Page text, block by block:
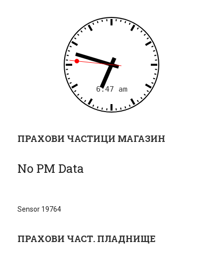
ПРАХОВИ ЧАСТИЦИ МАГАЗИН
No PM Data
Sensor 19764
ПРАХОВИ ЧАСТ. ПЛАДНИЩЕ